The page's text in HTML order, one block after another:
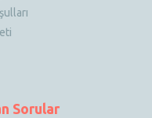
Sorular